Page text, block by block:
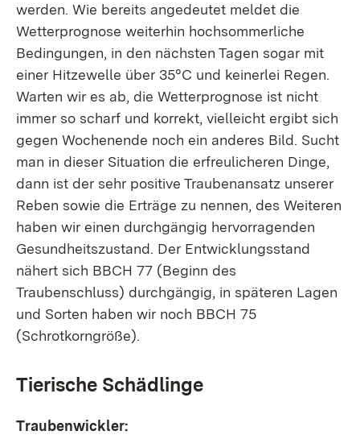
werden. Wie bereits angedeutet meldet die
Wetterprognose weiterhin hochsommerliche
Bedingungen, in den nächsten Tagen sogar mit
einer Hitzewelle über 35°C und keinerlei Regen.
Warten wir es ab, die Wetterprognose ist nicht
immer so scharf und korrekt, vielleicht ergibt sich
gegen Wochenende noch ein anderes Bild. Sucht
man in dieser Situation die erfreulicheren Dinge,
dann ist der sehr positive Traubenansatz unserer
Reben sowie die Erträge zu nennen, des Weiteren
haben wir einen durchgängig hervorragenden
Gesundheitszustand. Der Entwicklungsstand
nähert sich BBCH 77 (Beginn des
Traubenschluss) durchgängig, in späteren Lagen
und Sorten haben wir noch BBCH 75
(Schrotkorngröße).
Tierische Schädlinge
Traubenwickler: